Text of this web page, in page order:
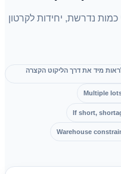
נדרשת, יחידות לקרטון
מיד את דרך הליקוט הקצרה
Multiple
If short,
Warehouse